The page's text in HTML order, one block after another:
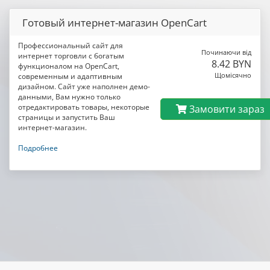
Готовый интернет-магазин OpenCart
Профессиональный сайт для
интернет торговли с богатым
функционалом на OpenCart,
современным и адаптивным
дизайном. Сайт уже наполнен демо-
данными, Вам нужно только
отредактировать товары, некоторые
страницы и запустить Ваш
интернет-магазин.
Подробнее
Починаючи від
8.42 BYN
Щомісячно
Замовити зараз